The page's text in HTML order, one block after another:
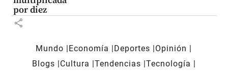
por diez
share
Mundo Economía Deportes
Opinión
Blogs
Cultura Tendencias Tecnología